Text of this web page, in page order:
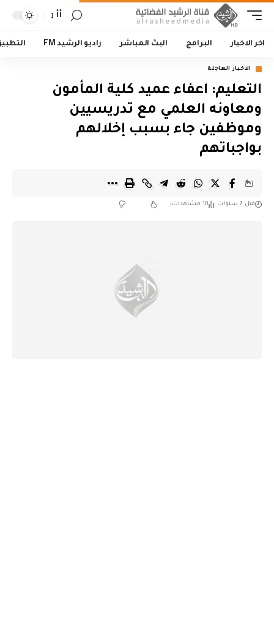
أأ
اخر الاخبار البرامج البث المباشر راديو الرشيد FM
الاخبار العاجلة
التعليم: اعفاء عميد كلية المأمون
ومعاونه العلمي مع تدريسيين
وموظفين جاء بسبب إخلالهم
بواجباتهم
قبل 7 سنوات 10 مشاهدات